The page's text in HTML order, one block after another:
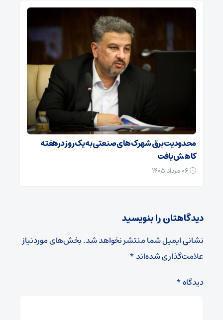
محدودیت برق شهرک‌های صنعتی به یک روز درهفته
کاهش یافت
دیدگاهتان را بنویسید
نشانی ایمیل شما منتشر نخواهد شد.بخش‌های موردنیاز
علامت‌گذاری شده‌اند*
دیدگاه*